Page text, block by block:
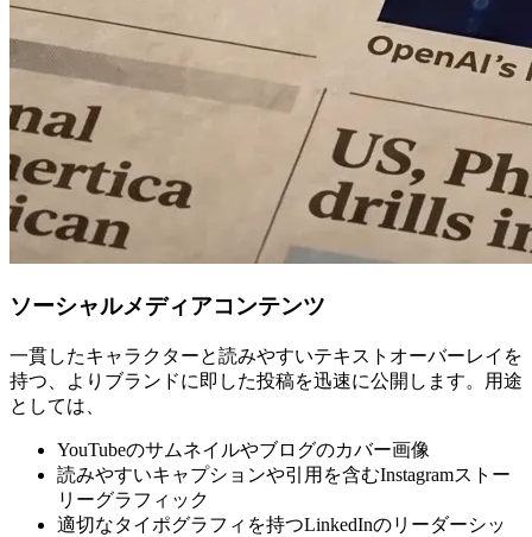
ソーシャルメディアコンテンツ
一貫したキャラクターと読みやすいテキストオーバーレイを
持つ、よりブランドに即した投稿を迅速に公開します。用途
としては、
YouTubeのサムネイルやブログのカバー画像
読みやすいキャプションや引用を含むInstagramストー
リーグラフィック
適切なタイポグラフィを持つLinkedInのリーダーシッ